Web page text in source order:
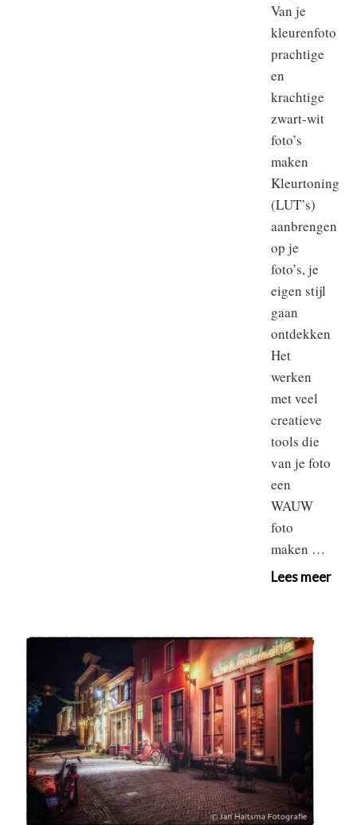
Van je
kleurenfoto
prachtige
en
krachtige
zwart-wit
foto’s
maken
Kleurtoning
(LUT’s)
aanbrengen
op je
foto’s, je
eigen stijl
gaan
ontdekken
Het
werken
met veel
creatieve
tools die
van je foto
een
WAUW
foto
maken …
Lees meer